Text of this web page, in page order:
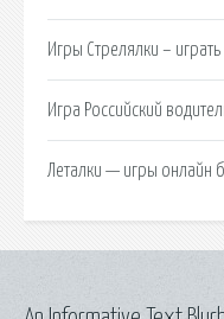
Игры Стрелялки –
Игра Российский
Леталки — игры онлайн